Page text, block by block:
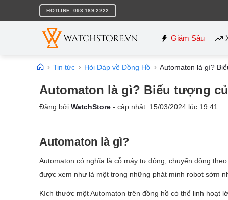
nội
HOTLINE: 093.189.2222
Giảm Sâu
Tin tức Hỏi Đáp về Đồng Hồ Automaton là gì?
Automaton là gì? Biểu tượng
Đăng bởi WatchStore - cập nhật: 15/03/2024 lúc 19:41
Automaton là gì?
Automaton có nghĩa là cỗ máy tự động, chuyển động
được xem như là một trong những phát minh robot sớm
Kích thước một Automaton trên đồng hồ có thể linh hoạt